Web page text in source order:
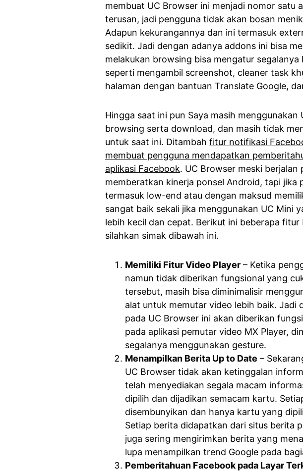
membuat UC Browser ini menjadi nomor satu
terusan, jadi pengguna tidak akan bosan
Adapun kekurangannya dan ini termasuk
sedikit. Jadi dengan adanya addons ini bisa
melakukan browsing bisa mengatur
seperti mengambil screenshot, cleaner task
halaman dengan bantuan Translate Google,
Hingga saat ini pun Saya masih
browsing serta download, dan masih tidak
untuk saat ini. Ditambah fitur notifikasi
membuat pengguna mendapatkan
aplikasi Facebook. UC Browser meski
memberatkan kinerja ponsel Android, tapi jika
termasuk low-end atau dengan maksud
sangat baik sekali jika menggunakan UC Mini
lebih kecil dan cepat. Berikut ini beberapa fitur
silahkan simak dibawah ini.
Memiliki Fitur Video Player – Ketika
namun tidak diberikan fungsional yang
tersebut, masih bisa diminimalisir
alat untuk memutar video lebih baik. Jadi
pada UC Browser ini akan diberikan
pada aplikasi pemutar video MX Player,
segalanya menggunakan gesture.
Menampilkan Berita Up to Date –
UC Browser tidak akan ketinggalan
telah menyediakan segala macam
dipilih dan dijadikan semacam kartu.
disembunyikan dan hanya kartu yang
Setiap berita didapatkan dari situs berita
juga sering mengirimkan berita yang
lupa menampilkan trend Google pada
Pemberitahuan Facebook pada Layar